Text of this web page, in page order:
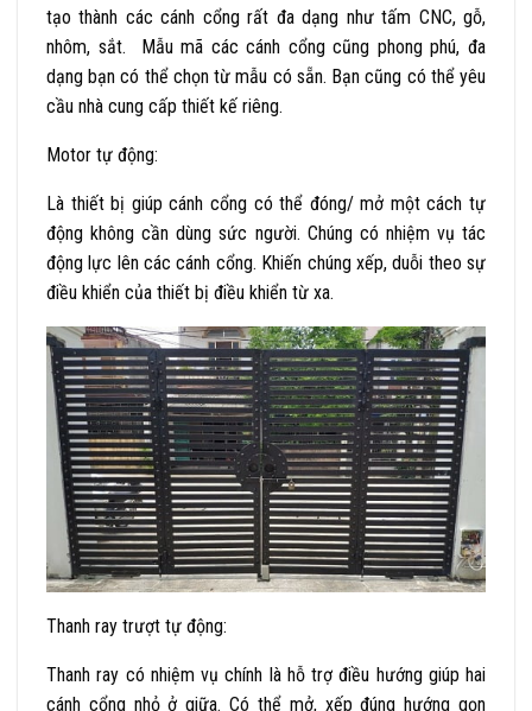
tạo thành các cánh cổng rất đa dạng như tấm CNC, gỗ,
nhôm, sắt. Mẫu mã các cánh cổng cũng phong phú, đa
dạng bạn có thể chọn từ mẫu có sẵn. Bạn cũng có thể yêu
cầu nhà cung cấp thiết kế riêng.
Motor tự động:
Là thiết bị giúp cánh cổng có thể đóng/ mở một cách tự
động không cần dùng sức người. Chúng có nhiệm vụ tác
động lực lên các cánh cổng. Khiến chúng xếp, duỗi theo sự
điều khiển của thiết bị điều khiển từ xa.
Thanh ray trượt tự động:
Thanh ray có nhiệm vụ chính là hỗ trợ điều hướng giúp hai
cánh cổng nhỏ ở giữa. Có thể mở, xếp đúng hướng gọn